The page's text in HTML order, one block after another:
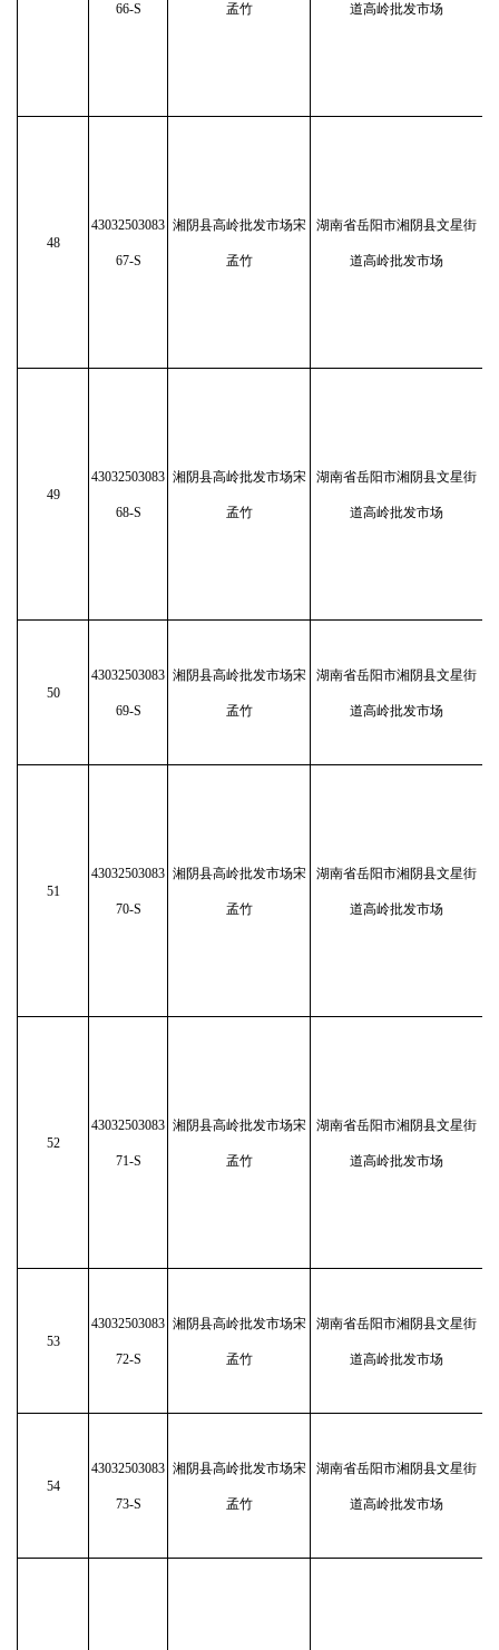
66-S 孟竹 道高岭批发市场
48
43032503083
67-S
湘阴县高岭批发市场宋
孟竹
湖南省岳阳市湘阴县文星街
道高岭批发市场
49
43032503083
68-S
湘阴县高岭批发市场宋
孟竹
湖南省岳阳市湘阴县文星街
道高岭批发市场
50
43032503083
69-S
湘阴县高岭批发市场宋
孟竹
湖南省岳阳市湘阴县文星街
道高岭批发市场
51
43032503083
70-S
湘阴县高岭批发市场宋
孟竹
湖南省岳阳市湘阴县文星街
道高岭批发市场
52
43032503083
71-S
湘阴县高岭批发市场宋
孟竹
湖南省岳阳市湘阴县文星街
道高岭批发市场
53
43032503083
72-S
湘阴县高岭批发市场宋
孟竹
湖南省岳阳市湘阴县文星街
道高岭批发市场
54
43032503083
73-S
湘阴县高岭批发市场宋
孟竹
湖南省岳阳市湘阴县文星街
道高岭批发市场